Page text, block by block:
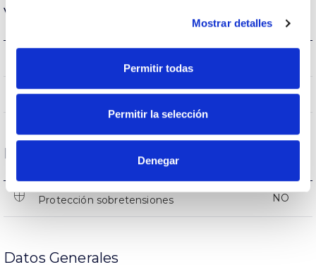
Mostrar detalles
Permitir todas
Permitir la selección
Denegar
Vida
Vida útil (L70B50>)50.000h
Protecciones
Protección sobretensiones NO
Datos Generales